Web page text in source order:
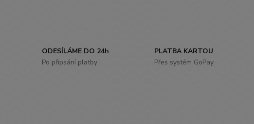
ODESÍLÁME DO 24h
Po připsání platby
PLATBA KARTOU
Přes systém GoPay